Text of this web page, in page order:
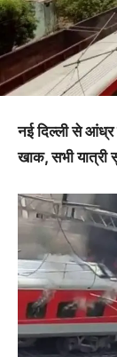
नई दिल्ली से आंध्र
खाक, सभी यात्री